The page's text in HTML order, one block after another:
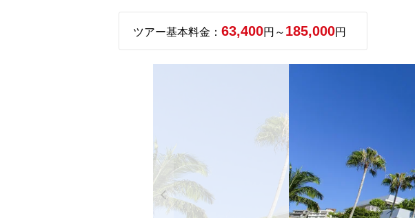
ツアー基本料金： 63,400円～ 185,000円